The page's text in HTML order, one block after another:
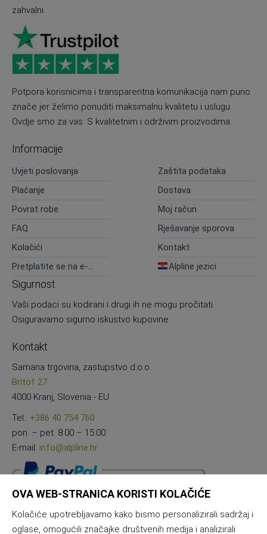
zahvalni.
Potpora korisnicima i transparentna komunikacija nam puno
znače jer želimo ponuditi maksimalnu kvalitetu i uslugu.
Ovdje smo za vas. S kvalitetnim i održivim proizvodima.
Informacije
Uvjeti poslovanja
Zaštita podataka
Plaćanje
Dostava
Povrat robe
Moj račun
FAQ
Rješavanje sporova
Kolačići
Kontakt
Pretplatite se na e-
Alpline jezici
Sigurnost
Vaši podaci su kodirani i drugi ih ne mogu pročitati.
Osiguravamo sigurno iskustvo kupovine.
Kontakt
Samana trgovina, zastupstvo d.o.o.
Britof 27
4000 Kranj, Slovenia - EU
Tel.: +386 40 754 760
pon. – pet. 8:00 – 15:00
E-mail: info@alpline.hr
OVA WEB-STRANICA KORISTI KOLAČIĆE
Kolačiće upotrebljavamo kako bismo personalizirali sadržaj i
oglase, omogućili značajke društvenih medija i analizirali